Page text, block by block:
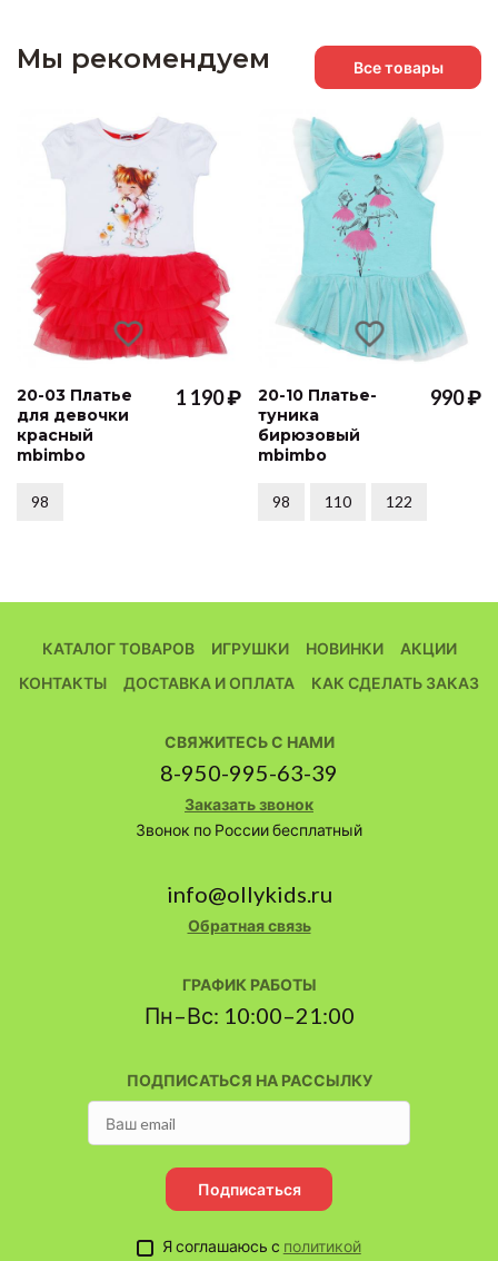
Мы рекомендуем Все товары
20-03 Платье
для девочки
красный
mbimbo
1 190 ₽
98
20-10 Платье-
туника
бирюзовый
mbimbo
990 ₽
98 110 122
КАТАЛОГ ТОВАРОВ ИГРУШКИ НОВИНКИ
АКЦИИ
КОНТАКТЫ
ДОСТАВКА И ОПЛАТА КАК СДЕЛАТЬ ЗАКАЗ
ПОДПИСАТЬСЯ НА РАССЫЛКУ
Подписаться
Я соглашаюсь с политикой
СВЯЖИТЕСЬ С НАМИ
8-950-995-63-39
Заказать звонок
Звонок по России бесплатный
info@ollykids.ru
Обратная связь
ГРАФИК РАБОТЫ
Пн–Вс: 10:00–21:00